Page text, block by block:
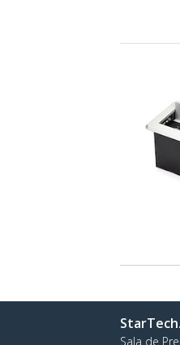
Sala de